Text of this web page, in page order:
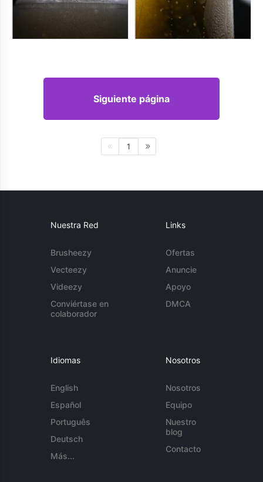
Siguiente página
1
Nuestra Red
Brusheezy
Vecteezy
Videezy
Conviértase en
colaborador
Links
Ofertas
Anuncie
Apoyo
DMCA
Idiomas
English
Español
Português
Deutsch
Más...
Nosotros
Nosotros
Equipo
Nuestro
blog
Contacto